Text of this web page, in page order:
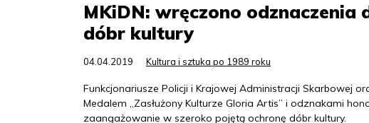
MKiDN: wręczono
dóbr kultury
04.04.2019 Kultura i sztuka po 1989 roku
Funkcjonariusze Policji i Krajowej Administracji Skarbowej
Medalem „Zasłużony Kulturze Gloria Artis” i odznakami
zaangażowanie w szeroko pojętą ochronę dóbr kultury.